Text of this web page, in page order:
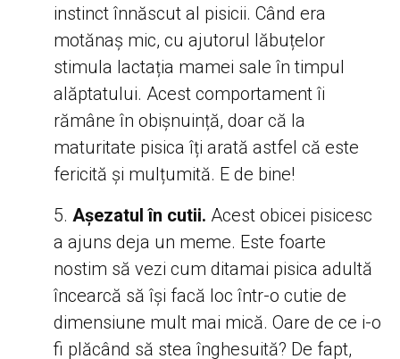
instinct înnăscut al pisicii. Când era
motănaș mic, cu ajutorul lăbuțelor
stimula lactația mamei sale în timpul
alăptatului. Acest comportament îi
rămâne în obișnuință, doar că la
maturitate pisica îți arată astfel că este
fericită și mulțumită. E de bine!
Așezatul în cutii. Acest obicei pisicesc
a ajuns deja un meme. Este foarte
nostim să vezi cum ditamai pisica adultă
încearcă să își facă loc într-o cutie de
dimensiune mult mai mică. Oare de ce i-o
fi plăcând să stea înghesuită? De fapt,